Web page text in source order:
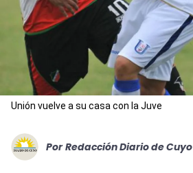
Unión vuelve a su casa con la Juve
Por Redacción Diario de Cuyo